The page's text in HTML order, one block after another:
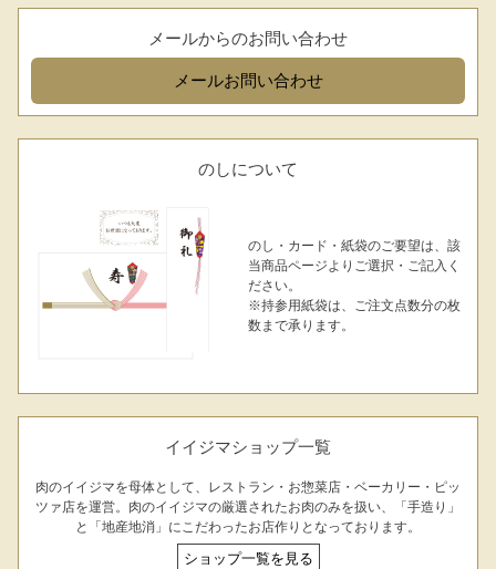
メールからのお問い合わせ
メールお問い合わせ
のしについて
のし・カード・紙袋のご要望は、該
当商品ページよりご選択・ご記入く
ださい。
※持参用紙袋は、ご注文点数分の枚
数まで承ります。
イイジマショップ一覧
肉のイイジマを母体として、レストラン・お惣菜店・ベーカリー・ピッ
ツァ店を運営。肉のイイジマの厳選されたお肉のみを扱い、「手造り」
と「地産地消」にこだわったお店作りとなっております。
ショップ一覧を見る